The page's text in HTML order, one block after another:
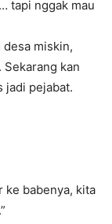
tapi nggak mau
miskin,
kan
jadi pejabat.
ke babenya, kita